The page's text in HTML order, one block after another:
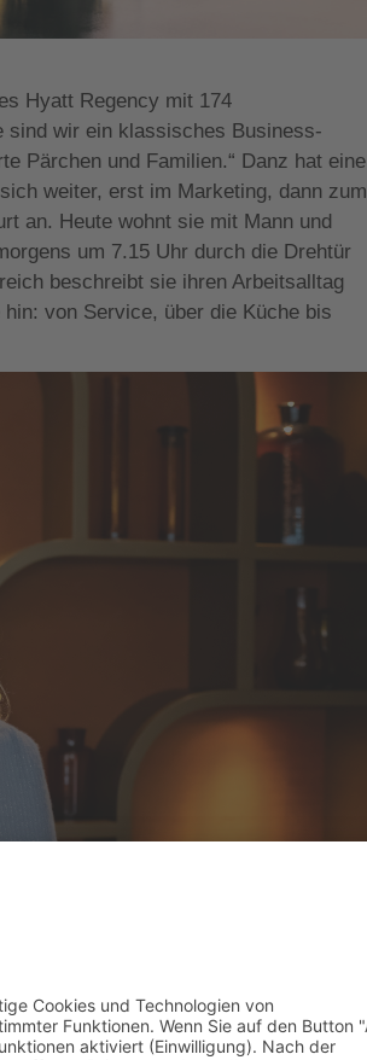
Hyatt Regency mit 174
sind wir ein klassisches Business-
Pärchen und Familien.“ Danz hat eine
weiter, erst im Marketing, dann zum
an. Heute wohnt sie mit Mann und
um 7.15 Uhr durch die Drehtür
beschreibt sie ihren Arbeitsalltag
von Service, über die Küche bis